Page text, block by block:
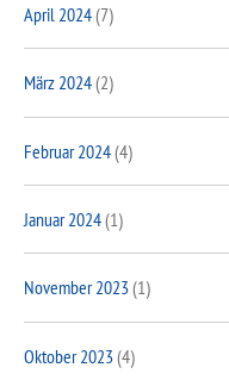
April 2024(7)
März 2024(2)
Februar 2024(4)
Januar 2024(1)
November 2023(1)
Oktober 2023(4)